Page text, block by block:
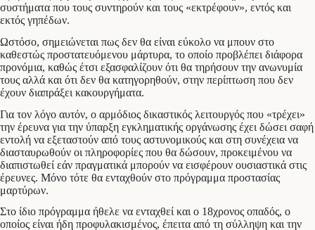
συστήματα που τους συντηρούν και τους «εκτρέφουν», εντός και
εκτός γηπέδων.
Ωστόσο, σημειώνεται πως δεν θα είναι εύκολο να μπουν στο
καθεστώς προστατευόμενου μάρτυρα, το οποίο προβλέπει διάφορα
προνόμια, καθώς έτσι εξασφαλίζουν ότι θα τηρήσουν την ανωνυμία
τους αλλά και ότι δεν θα κατηγορηθούν, στην περίπτωση που δεν
έχουν διαπράξει κακουργήματα.
Για τον λόγο αυτόν, ο αρμόδιος δικαστικός λειτουργός που «τρέχει»
την έρευνα για την ύπαρξη εγκληματικής οργάνωσης έχει δώσει σαφή
εντολή να εξεταστούν από τους αστυνομικούς και στη συνέχεια να
διασταυρωθούν οι πληροφορίες που θα δώσουν, προκειμένου να
διαπιστωθεί εάν πραγματικά μπορούν να εισφέρουν ουσιαστικά στις
έρευνες. Μόνο τότε θα ενταχθούν στο πρόγραμμα προστασίας
μαρτύρων.
Στο ίδιο πρόγραμμα ήθελε να ενταχθεί και ο 18χρονος οπαδός, ο
οποίος είναι ήδη προφυλακισμένος, έπειτα από τη σύλληψη και την